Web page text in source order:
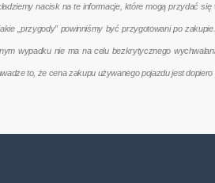
nacisk na te informacje, które mogą przydać
„przygody” powinniśmy być przygotowani po
wypadku nie ma na celu bezkrytycznego
to, że cena zakupu używanego pojazdu jest